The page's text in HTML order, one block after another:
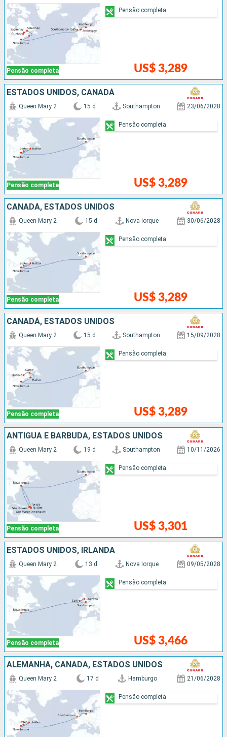
Pensão completa US$ 3,289
Pensão completa
ESTADOS UNIDOS, CANADÁ
Pensão completa
Queen Mary 2 15 d Southampton 23/06/2028
US$ 3,289
Pensão completa
CANADÁ, ESTADOS UNIDOS
Pensão completa
Queen Mary 2 15 d Nova Iorque 30/06/2028
US$ 3,289
Pensão completa
CANADÁ, ESTADOS UNIDOS
Pensão completa
Queen Mary 2 15 d Southampton 15/09/2028
US$ 3,289
Pensão completa
ANTIGUA E BARBUDA, ESTADOS UNIDOS
Pensão completa
Queen Mary 2 19 d Southampton 10/11/2026
US$ 3,301
Pensão completa
ESTADOS UNIDOS, IRLANDA
Pensão completa
Queen Mary 2 13 d Nova Iorque 09/05/2028
US$ 3,466
Pensão completa
ALEMANHA, CANADÁ, ESTADOS UNIDOS
Queen Mary 2 17 d Hamburgo 21/06/2028
Pensão completa